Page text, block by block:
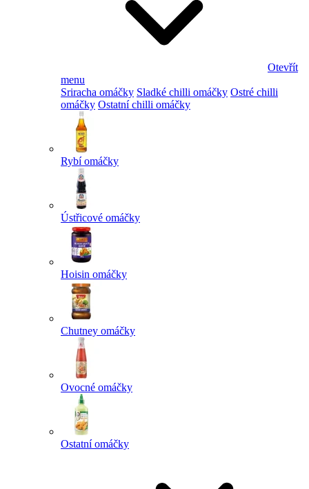
Otevřít
menu
Sriracha omáčky Sladké chilli omáčky Ostré chilli
omáčky Ostatní chilli omáčky
Rybí omáčky
Ústřicové omáčky
Hoisin omáčky
Chutney omáčky
Ovocné omáčky
Ostatní omáčky